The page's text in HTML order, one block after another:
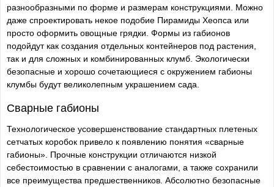
разнообразными по форме и размерам конструкциями. Можно
даже спроектировать некое подобие Пирамиды Хеопса или
просто оформить овощные грядки. Формы из габионов
подойдут как создания отдельных контейнеров под растения,
так и для сложных и комбинированных клумб. Экологически
безопасные и хорошо сочетающиеся с окружением габионы
клумбы будут великолепным украшением сада.
Сварные габионы
Технологическое усовершенствование стандартных плетеных
сетчатых коробок привело к появлению понятия «сварные
габионы». Прочные конструкции отличаются низкой
себестоимостью в сравнении с аналогами, а также сохранили
все преимущества предшественников. Абсолютно безопасные